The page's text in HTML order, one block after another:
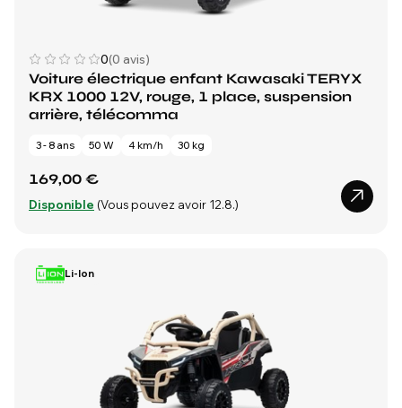
0(0 avis)
Voiture électrique enfant Kawasaki TERYX
KRX 1000 12V, rouge, 1 place, suspension
arrière, télécomma
3 - 8 ans 50 W 4 km/h 30 kg
169,00 €
Disponible (Vous pouvez avoir 12.8.)
Li-Ion